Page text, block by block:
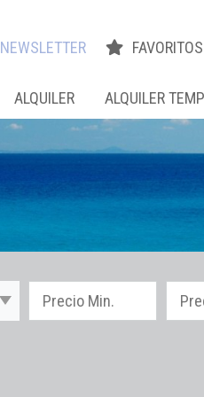
NEWSLETTER FAVORITOS
ALQUILER ALQUILER